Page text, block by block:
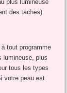
plus lumineuse
des taches).
tout programme
lumineuse, plus
tous les types
votre peau est